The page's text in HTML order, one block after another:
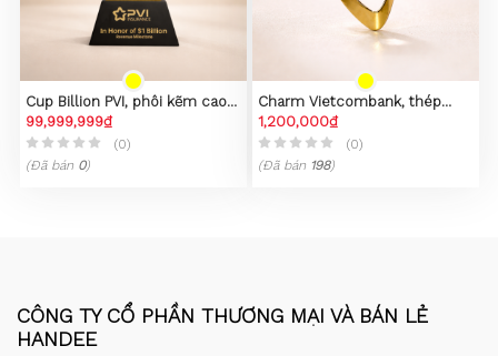
Cup Billion PVI, phôi kẽm cao
cấp
99,999,999₫
(0)
(Đã bán 0)
Charm Vietcombank, thép
không gỉ 316L, mạ vàng 23k
1,200,000₫
(0)
(Đã bán 198)
CÔNG TY CỔ PHẦN THƯƠNG MẠI VÀ BÁN LẺ
HANDEE